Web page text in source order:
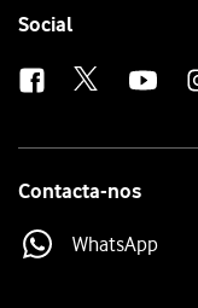
Follow
Social
Contacta-nos
WhatsApp